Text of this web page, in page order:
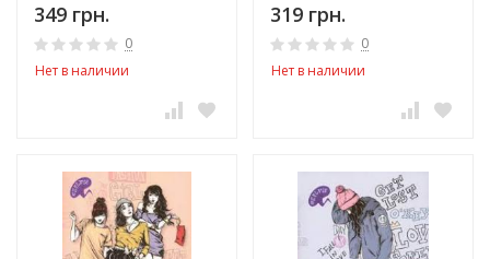
349 грн.
0
Нет в наличии
319 грн.
0
Нет в наличии